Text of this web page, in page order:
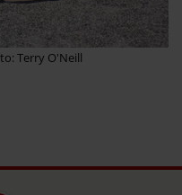
Terry O'Neill